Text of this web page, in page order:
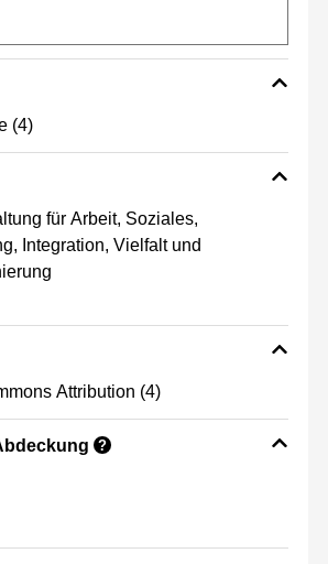
(4)
für Arbeit, Soziales,
Integration, Vielfalt und
Attribution (4)
?